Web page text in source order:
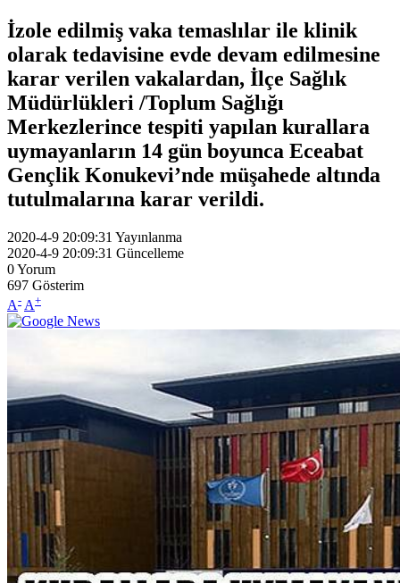
İzole edilmiş vaka temaslılar ile klinik
olarak tedavisine evde devam edilmesine
karar verilen vakalardan, İlçe Sağlık
Müdürlükleri /Toplum Sağlığı
Merkezlerince tespiti yapılan kurallara
uymayanların 14 gün boyunca Eceabat
Gençlik Konukevi’nde müşahede altında
tutulmalarına karar verildi.
2020-4-9 20:09:31 Yayınlanma
2020-4-9 20:09:31 Güncelleme
0Yorum
697 Gösterim
A- A+